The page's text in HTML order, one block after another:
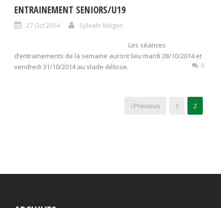
ENTRAINEMENT SENIORS/U19
27 Oct 2014 Sylvain Magon
Les séances
d’entrainements de la semaine auront lieu mardi 28/10/2014 et
vendredi 31/10/2014 au stade délisse.
0
‹ Previous 1 2